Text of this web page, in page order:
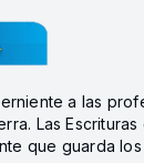
a las
Las
que guarda